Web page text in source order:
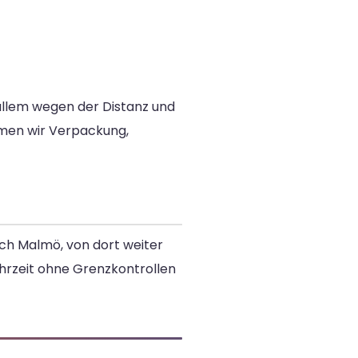
wegen der Distanz und
wir Verpackung,
Malmö, von dort weiter
ohne Grenzkontrollen